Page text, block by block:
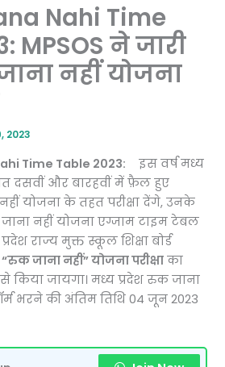
Nahi Time
MPSOS ने जारी
नहीं योजना
2023
Time Table 2023:
इस वर्ष मध्य
दसवीं और बारहवीं में फ़ैल हुए
नहीं योजना के तहत परीक्षा देंगे, उनके
जाना नहीं योजना एग्जाम टाइम टेबल
राज्य मुक्त स्कूल शिक्षा बोर्ड
“रुक जाना नहीं” योजना परीक्षा का
किया जायगा। मध्य प्रदेश रुक जाना
भरने की अंतिम तिथि 04 जून 2023